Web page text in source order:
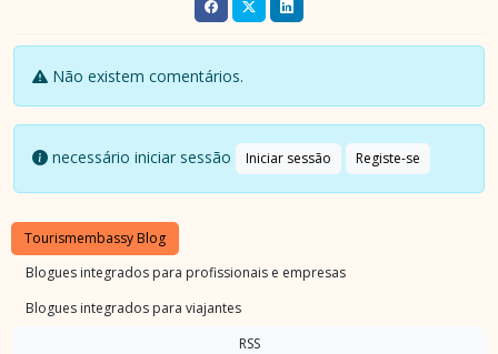
Não existem comentários.
necessário iniciar sessão Iniciar sessão Registe-se
Tourismembassy Blog
Blogues integrados para profissionais e empresas
Blogues integrados para viajantes
RSS